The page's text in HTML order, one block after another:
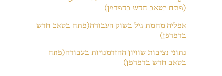
(פתח בטאב חדש בדפדפן)
אפליה מחמת גיל בשוק העבודה(פתח בטאב חדש
בדפדפן)
נתוני נציבות שוויון ההזדמנויות בעבודה(פתח
בטאב חדש בדפדפן)